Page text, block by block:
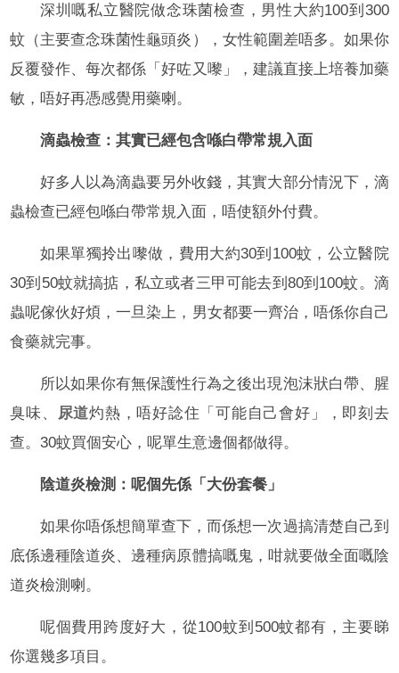
深圳嘅私立醫院做念珠菌檢查，男性大約100到300
蚊（主要查念珠菌性龜頭炎），女性範圍差唔多。如果你
反覆發作、每次都係「好咗又嚟」，建議直接上培養加藥
敏，唔好再憑感覺用藥喇。
滴蟲檢查：其實已經包含喺白帶常規入面
好多人以為滴蟲要另外收錢，其實大部分情況下，滴
蟲檢查已經包喺白帶常規入面，唔使額外付費。
如果單獨拎出嚟做，費用大約30到100蚊，公立醫院
30到50蚊就搞掂，私立或者三甲可能去到80到100蚊。滴
蟲呢傢伙好煩，一旦染上，男女都要一齊治，唔係你自己
食藥就完事。
所以如果你有無保護性行為之後出現泡沫狀白帶、腥
臭味、
尿道灼熱，唔好諗住「可能自己會好」，即刻去
查。30蚊買個安心，呢單生意邊個都做得。
陰道炎檢測：呢個先係「大份套餐」
如果你唔係想簡單查下，而係想一次過搞清楚自己到
底係邊種陰道炎、邊種病原體搞嘅鬼，咁就要做全面嘅陰
道炎檢測喇。
呢個費用跨度好大，從100蚊到500蚊都有，主要睇
你選幾多項目。